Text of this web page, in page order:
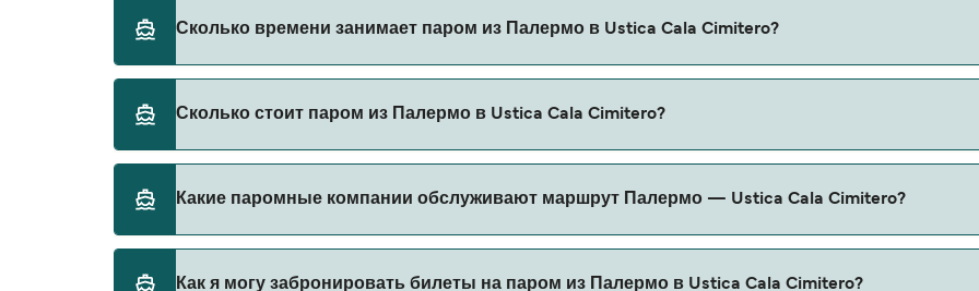
Сколько времени занимает паром из Палермо в Ustica Cala Cimitero?
зависимости от сезона и оператора, поэтому рекомендуется проверить актуальную информацию
Сколько стоит паром из Палермо в Ustica Cala Cimitero?
Cimitero составляет 114₽. Цена указана без учета сборов за бронирование.
Какие паромные компании обслуживают маршрут Палермо — Ustica Cala Cimitero?
Как я могу забронировать билеты на паром из Палермо в Ustica Cala Cimitero?